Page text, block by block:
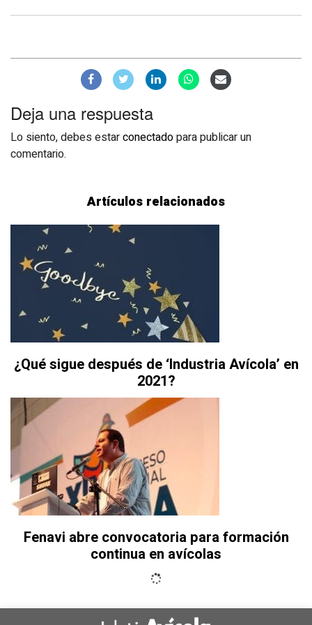
Deja una respuesta
Lo siento, debes estarconectadopara publicar un
comentario.
Artículos relacionados
¿Qué sigue después de ‘Industria Avícola’ en
2021?
Fenavi abre convocatoria para formación
continua en avícolas